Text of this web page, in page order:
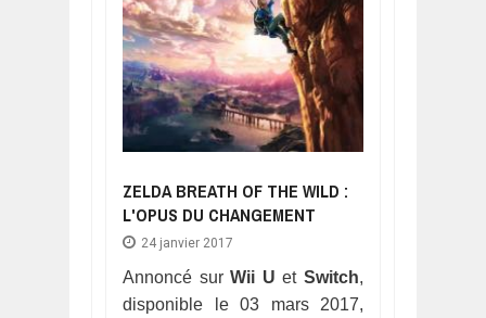
ZELDA BREATH OF THE WILD :
L'OPUS DU CHANGEMENT
24 janvier 2017
Annoncé surWii U etSwitch,
disponible le 03 mars 2017,